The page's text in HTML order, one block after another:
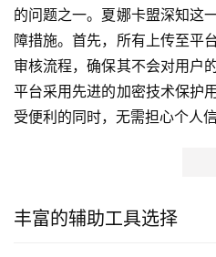
的问题之一。夏娜卡盟深知这
障措施。首先，所有上传至平
审核流程，确保其不会对用户
平台采用先进的加密技术保护
受便利的同时，无需担心个人
丰富的辅助工具选择